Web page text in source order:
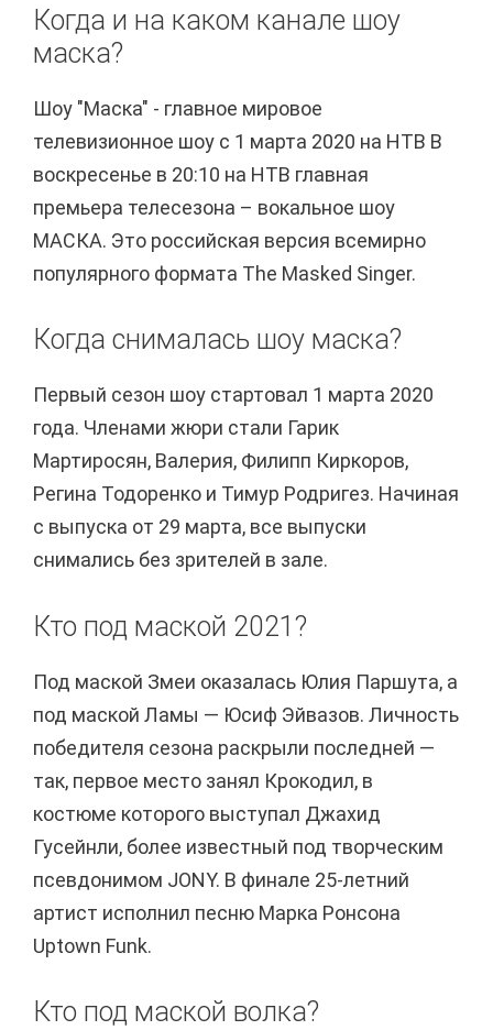
Когда и на каком канале шоу
маска?
Шоу "Маска" - главное мировое
телевизионное шоу с 1 марта 2020 на НТВ В
воскресенье в 20:10 на НТВ главная
премьера телесезона – вокальное шоу
МАСКА. Это российская версия всемирно
популярного формата The Masked Singer.
Когда снималась шоу маска?
Первый сезон шоу стартовал 1 марта 2020
года. Членами жюри стали Гарик
Мартиросян, Валерия, Филипп Киркоров,
Регина Тодоренко и Тимур Родригез. Начиная
с выпуска от 29 марта, все выпуски
снимались без зрителей в зале.
Кто под маской 2021?
Под маской Змеи оказалась Юлия Паршута, а
под маской Ламы — Юсиф Эйвазов. Личность
победителя сезона раскрыли последней —
так, первое место занял Крокодил, в
костюме которого выступал Джахид
Гусейнли, более известный под творческим
псевдонимом JONY. В финале 25-летний
артист исполнил песню Марка Ронсона
Uptown Funk.
Кто под маской волка?